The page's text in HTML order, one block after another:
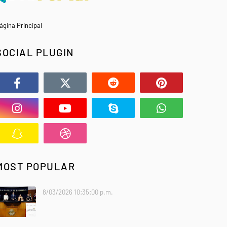
Principal
PLUGIN
POPULAR
8/03/2026 10:35:00 p.m.